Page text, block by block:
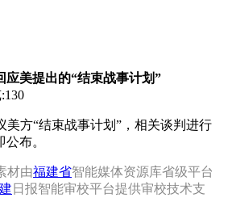
应美提出的“结束战事计划”
130
美方“结束战事计划”，相关谈判进行
布。
材由福建省智能媒体资源库省级平台
日报智能审校平台提供审校技术支